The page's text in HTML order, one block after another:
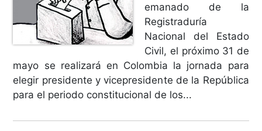
emanado de la
Registraduría
Nacional del Estado
Civil, el próximo 31 de
mayo se realizará en Colombia la jornada para
elegir presidente y vicepresidente de la República
para el periodo constitucional de los...